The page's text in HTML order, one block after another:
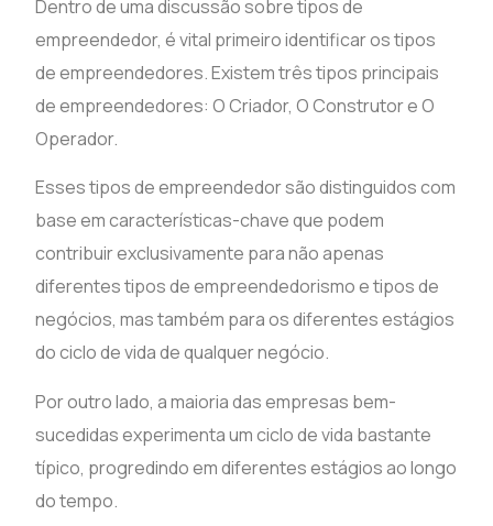
Dentro de uma discussão sobre tipos de
empreendedor, é vital primeiro identificar os tipos
de empreendedores. Existem três tipos principais
de empreendedores: O Criador, O Construtor e O
Operador.
Esses tipos de empreendedor são distinguidos com
base em características-chave que podem
contribuir exclusivamente para não apenas
diferentes tipos de empreendedorismo e tipos de
negócios, mas também para os diferentes estágios
do ciclo de vida de qualquer negócio.
Por outro lado, a maioria das empresas bem-
sucedidas experimenta um ciclo de vida bastante
típico, progredindo em diferentes estágios ao longo
do tempo.